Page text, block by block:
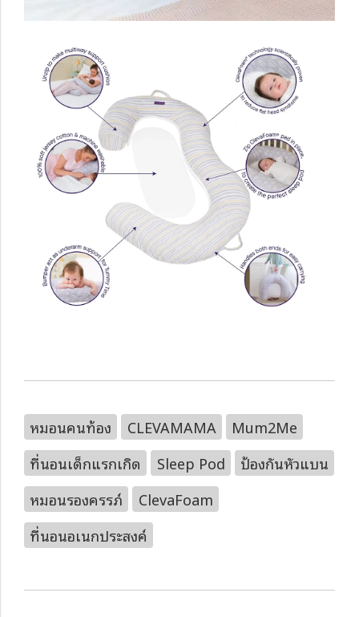
หมอนคนท้อง CLEVAMAMA
Mum2Me
ที่นอนเด็กแรกเกิด
Sleep Pod
ป้องกันหัวแบน
หมอนรองครรภ์
ClevaFoam
ที่นอนอเนกประสงค์